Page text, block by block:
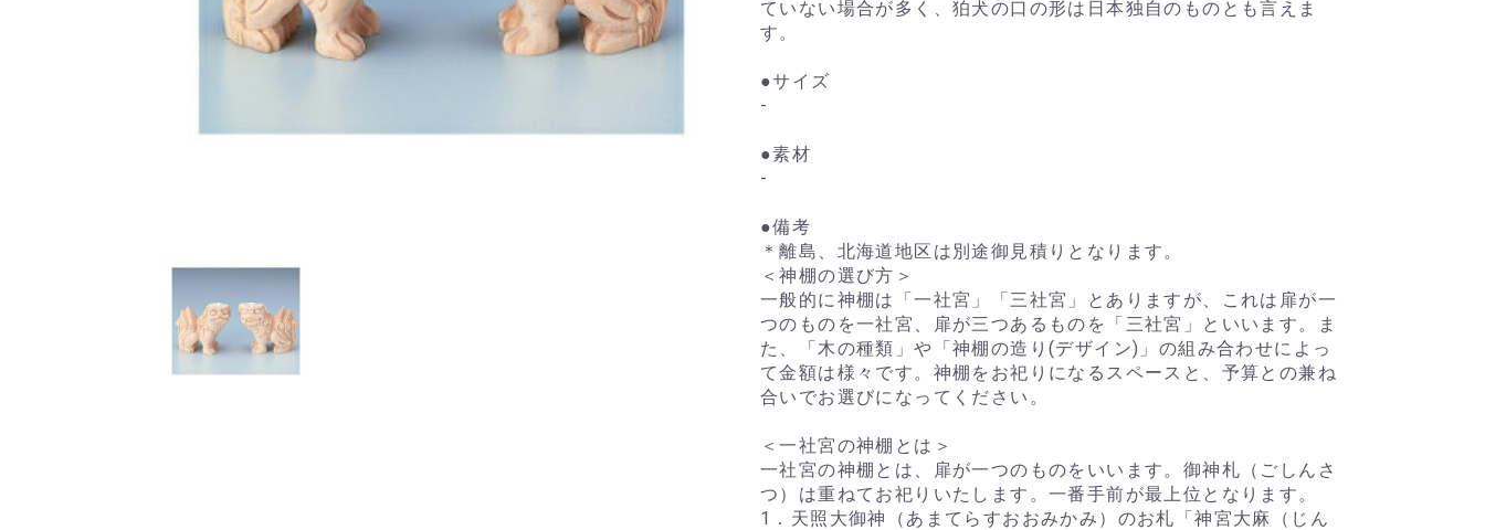
ていない場合が多く、狛犬の口の形は日本独自のものとも言えま
す。
●サイズ
-
●素材
-
●備考
＊離島、北海道地区は別途御見積りとなります。
＜神棚の選び方＞
一般的に神棚は「一社宮」「三社宮」とありますが、これは扉が一
つのものを一社宮、扉が三つあるものを「三社宮」といいます。ま
た、「木の種類」や「神棚の造り(デザイン)」の組み合わせによっ
て金額は様々です。神棚をお祀りになるスペースと、予算との兼ね
合いでお選びになってください。
＜一社宮の神棚とは＞
一社宮の神棚とは、扉が一つのものをいいます。御神札（ごしんさ
つ）は重ねてお祀りいたします。一番手前が最上位となります。
1．天照大御神（あまてらすおおみかみ）のお札「神宮大麻（じん